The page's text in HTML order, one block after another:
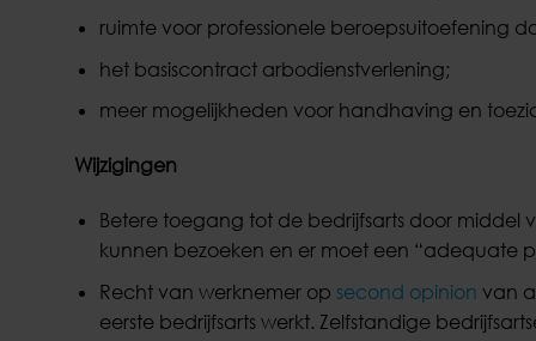
ruimte voor professionele beroepsuitoefening
het basiscontract arbodienstverlening;
meer mogelijkheden voor handhaving en
Wijzigingen
Betere toegang tot de bedrijfsarts door middel
kunnen bezoeken en er moet een “adequate
Recht van werknemer op second opinion van
eerste bedrijfsarts werkt. Zelfstandige